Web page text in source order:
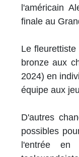
l'américain
finale au
Le
bronze aux
2024) en
équipe aux
D'autres
possibles
l'entrée